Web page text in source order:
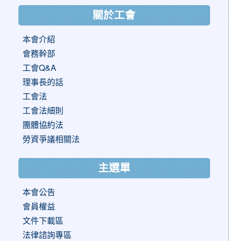
關於工會
本會介紹
會務幹部
工會Q&A
理事長的話
工會法
工會法細則
團體協約法
勞資爭議相關法
主選單
本會公告
會員權益
文件下載區
法律諮詢專區